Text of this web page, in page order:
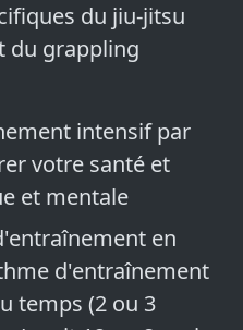
du jiu-jitsu
du grappling
intensif par
votre santé et
et mentale
en
d'entraînement
temps (2 ou 3